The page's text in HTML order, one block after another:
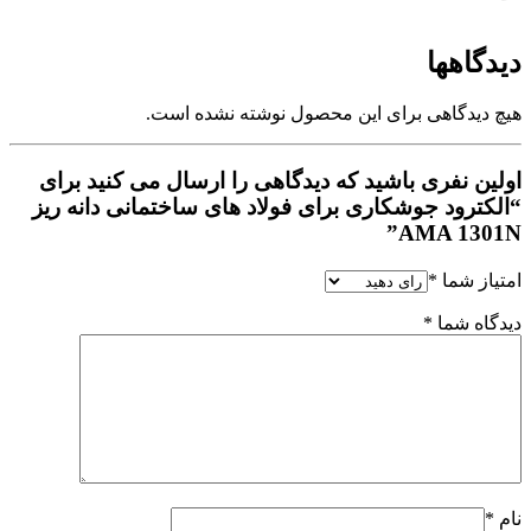
دیدگاهها
هیچ دیدگاهی برای این محصول نوشته نشده است.
اولین نفری باشید که دیدگاهی را ارسال می کنید برای
“الکترود جوشکاری برای فولاد های ساختمانی دانه ریز
AMA 1301N”
امتیاز شما *
دیدگاه شما *
نام *